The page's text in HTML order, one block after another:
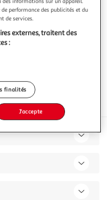
de ce produit ?
performance des publicités et du
de services.
externes, traitent des
:
finalités
J'accepte